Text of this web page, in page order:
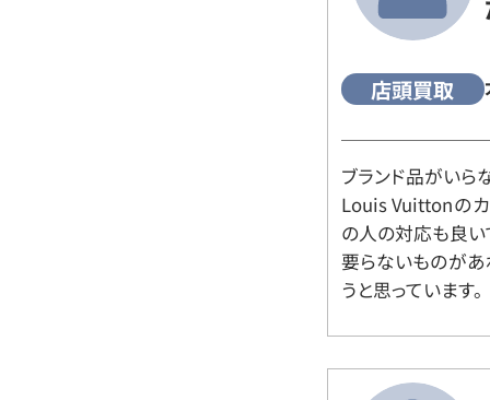
店頭買取
ブランド品がいら
Louis Vuittonの
の人の対応も良い
要らないものがあ
うと思っています。